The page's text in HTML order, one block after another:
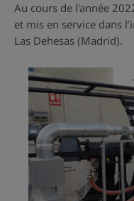
Au cours de l'année
et mis en service dans
Las Dehesas (Madrid).